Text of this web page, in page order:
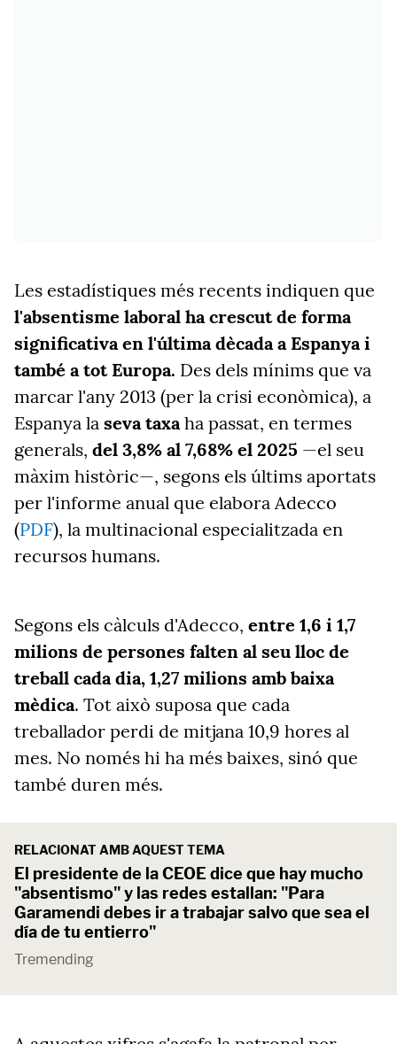
Les estadístiques més recents indiquen que
l'absentisme laboral ha crescut de forma
significativa en l'última dècada a Espanya i
també a tot Europa. Des dels mínims que va
marcar l'any 2013 (per la crisi econòmica), a
Espanya la seva taxaha passat, en termes
generals, del 3,8% al 7,68% el 2025 —el seu
màxim històric—, segons els últims aportats
per l'informe anual que elabora Adecco
(PDF), la multinacional especialitzada en
recursos humans.
Segons els càlculs d'Adecco, entre 1,6 i 1,7
milions de persones falten al seu lloc de
treball cada dia, 1,27 milions amb baixa
mèdica. Tot això suposa que cada
treballador perdi de mitjana 10,9 hores al
mes. No només hi ha més baixes, sinó que
també duren més.
RELACIONAT AMB AQUEST TEMA
El presidente de la CEOE dice que hay mucho
"absentismo" y las redes estallan: "Para
Garamendi debes ir a trabajar salvo que sea el
día de tu entierro"
Tremending